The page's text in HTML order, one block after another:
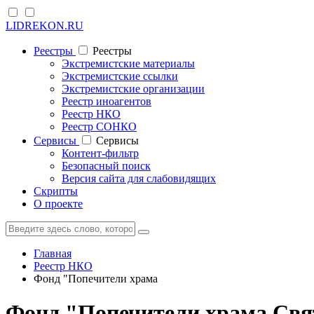
LIDREKON.RU
Реестры
Реестры
Экстремистские материалы
Экстремистские ссылки
Экстремистские организации
Реестр иноагентов
Реестр НКО
Реестр СОНКО
Cервисы
Cервисы
Контент-фильтр
Безопасный поиск
Версия сайта для слабовидящих
Скрипты
О проекте
Главная
Реестр НКО
Фонд "Попечители храма